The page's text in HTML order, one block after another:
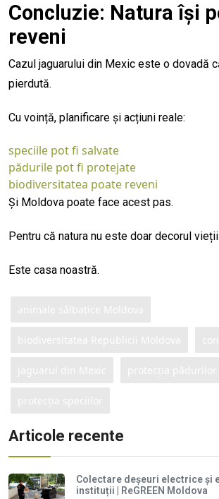
Concluzie: Natura își
reveni
Cazul jaguarului din Mexic este o dovadă
pierdută.
Cu voință, planificare și acțiuni reale:
speciile pot fi salvate
pădurile pot fi protejate
biodiversitatea poate reveni
Și Moldova poate face acest pas.
Pentru că natura nu este doar decorul
Este casa noastră.
Articole recente
Colectare deșeuri electrice și
instituții | ReGREEN Moldova